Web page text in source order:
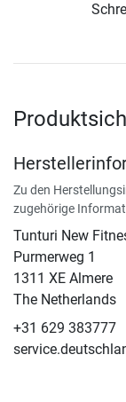
Zu den
zugehörige
Tunturi New
​Purmerweg 1
1311 XE Almere
The Netherlands
+31 629 383777